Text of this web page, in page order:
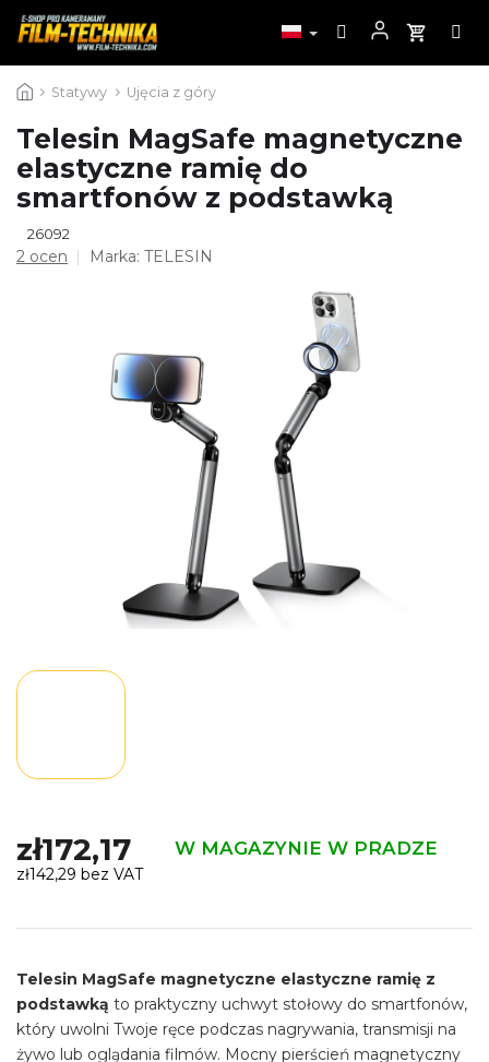
do
Statywy Ujęcia z góry
Telesin MagSafe magnetyczne
elastyczne ramię do
smartfonów z podstawką
26092
Średnia
2 ocen Marka: TELESIN
zł172,17 W MAGAZYNIE W PRADZE
zł142,29 bez VAT
jednostkowa:
Telesin MagSafe magnetyczne elastyczne ramię z
podstawką to praktyczny uchwyt stołowy do smartfonów,
który uwolni Twoje ręce podczas nagrywania, transmisji na
żywo lub oglądania filmów. Mocny pierścień magnetyczny